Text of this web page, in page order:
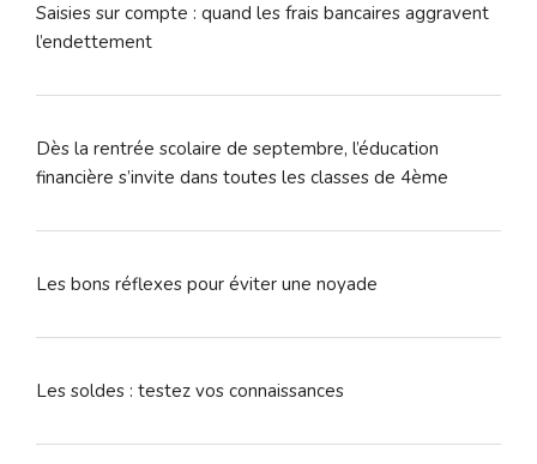
Saisies sur compte : quand les frais bancaires aggravent
l’endettement
Dès la rentrée scolaire de septembre, l’éducation
financière s’invite dans toutes les classes de 4ème
Les bons réflexes pour éviter une noyade
Les soldes : testez vos connaissances